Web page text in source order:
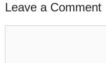
Leave a Comment